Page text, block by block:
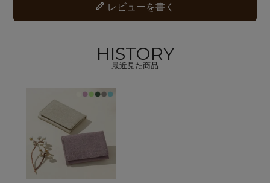
レビューを書く
HISTORY
最近見た商品